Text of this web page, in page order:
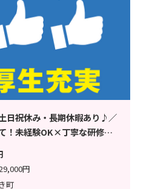
日祝休み・長期休暇あり♪／
！未経験OK×丁寧な研修あ
円
町